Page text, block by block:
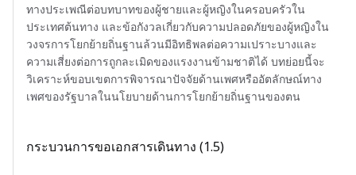
ทางประเพณีต่อบทบาทของผู้ชายและผู้หญิงในครอบครัวใน
ประเทศต้นทาง และข้อกังวลเกี่ยวกับความปลอดภัยของผู้หญิงใน
วงจรการโยกย้ายถิ่นฐานล้วนมีอิทธิพลต่อความเปราะบางและ
ความเสี่ยงต่อการถูกละเมิดของแรงงานข้ามชาติได้ บทย่อยนี้จะ
วิเคราะห์ขอบเขตการพิจารณาปัจจัยด้านเพศหรืออัตลักษณ์ทาง
เพศของรัฐบาลในนโยบายด้านการโยกย้ายถิ่นฐานของตน
กระบวนการขอเอกสารเดินทาง (1.5)